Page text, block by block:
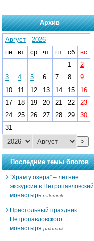
Архив
Август - 2026
пн
вт ср чт пт сб
вс
1
2
3
4 5 6 7 8
9
10
11 12 13 14 15
16
17
18 19 20 21 22
23
24
25 26 27 28 29
30
31
>
Последние темы блогов
“Храм у озера” – летние
экскурсии в Петропавловский
монастырь palomnik
Престольный праздник
Петропавловского
монастыря palomnik